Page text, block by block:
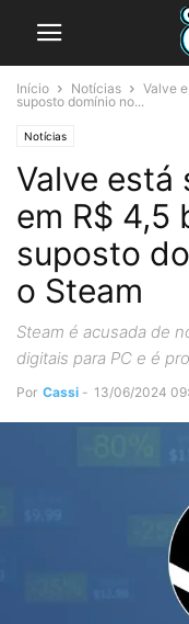
Início Notícias
Valve
suposto domínio no...
Notícias
Valve está
em R$ 4,5
suposto
o Steam
Steam é acusada de
digitais para PC e é
Por Cassi - 13/06/2024